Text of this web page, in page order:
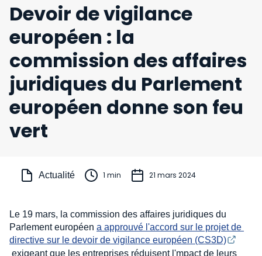
Devoir de vigilance
européen : la
commission des affaires
juridiques du Parlement
européen donne son feu
vert
Actualité 1 min 21 mars 2024
Le 19 mars, la commission des affaires juridiques du
Parlement européen a approuvé l'accord sur le projet de
directive sur le devoir de vigilance européen (CS3D)
exigeant que les entreprises réduisent l'mpact de leurs